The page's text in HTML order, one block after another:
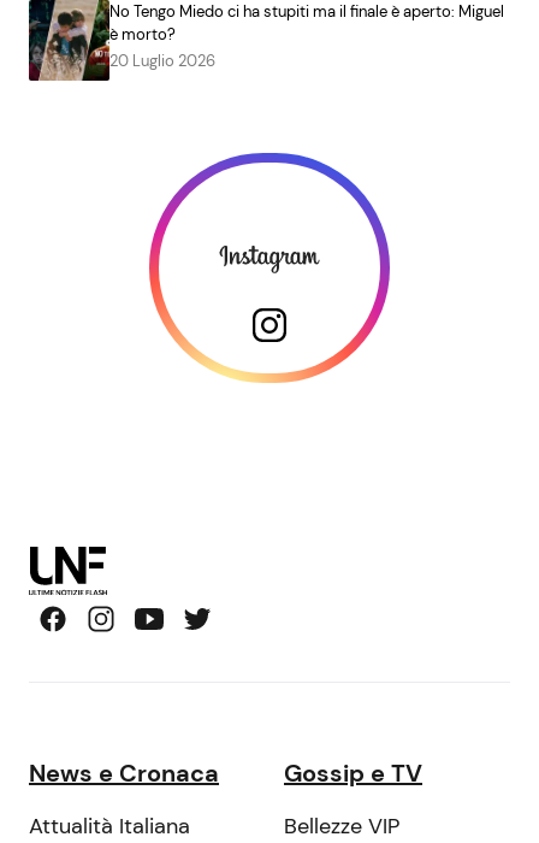
No Tengo Miedo ci ha stupiti ma il finale è aperto: Miguel
è morto?
20 Luglio 2026
News e Cronaca
Attualità Italiana
Gossip e TV
Bellezze VIP